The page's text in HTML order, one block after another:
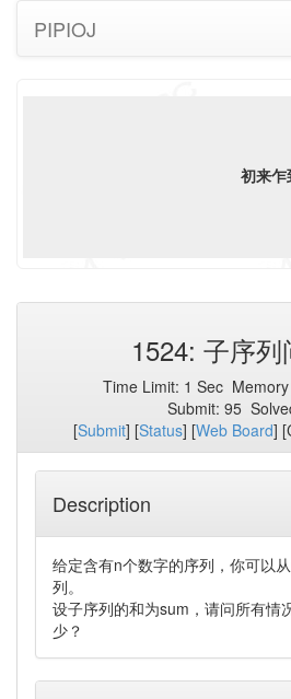
PIPIOJ
初来乍
1524: 子序
Time Limit: 1 Sec
Submit: 95
[Submit] [Status] [Web Board]
Description
给定含有n个数字的序列，你可以
列。
设子序列的和为sum，请问所有情
少？